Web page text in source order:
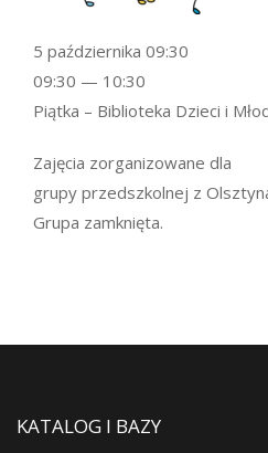
Zajęcia zorganizowane dla
grupy przedszkolnej z
Grupa zamknięta.
5 października 09:30
09:30 — 10:30
Piątka – Biblioteka Dzieci i
KATALOG I BAZY